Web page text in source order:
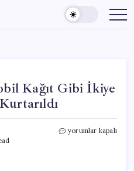
Kağıt Gibi İkiye
Feci
yorumlar kapalı